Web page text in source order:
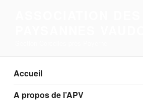
Accueil
A propos de l’APV